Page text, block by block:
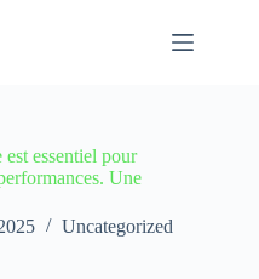
essentiel pour
Une
Uncategorized